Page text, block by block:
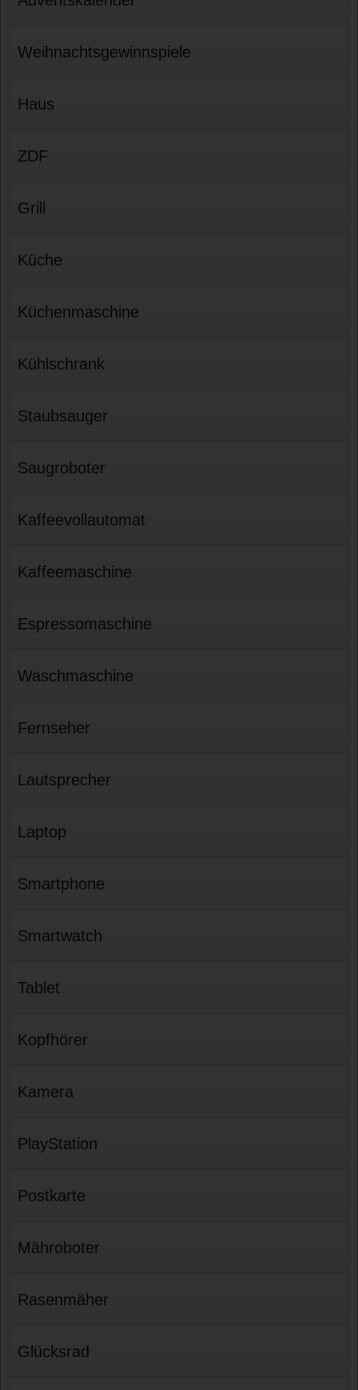
Weihnachtsgewinnspiele
Haus
ZDF
Grill
Küche
Küchenmaschine
Kühlschrank
Staubsauger
Saugroboter
Kaffeevollautomat
Kaffeemaschine
Espressomaschine
Waschmaschine
Fernseher
Lautsprecher
Laptop
Smartphone
Smartwatch
Tablet
Kopfhörer
Kamera
PlayStation
Postkarte
Mähroboter
Rasenmäher
Glücksrad